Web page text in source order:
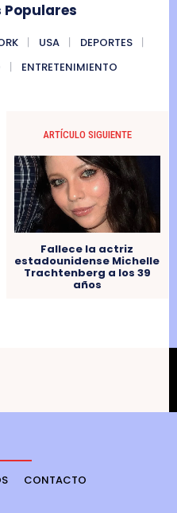
USA
DEPORTES
ENTRETENIMIENTO
ARTÍCULO SIGUIENTE
Fallece la actriz
estadounidense Michelle
Trachtenberg a los 39
años
CONTACTO